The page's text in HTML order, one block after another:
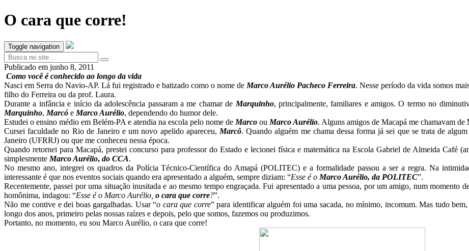
O cara que corre!
Toggle navigation
Publicado em junho 8, 2011
Como você é conhecido ao longo da vida
Nasci em Serra do Navio-AP. Lá fui registrado e batizado como o nome de Marco Aurélio Pacheco Ferreira. Nesse período da vida somos
filho do Ferreira ou da prof. Laura.
Durante a infância e início da adolescência passaram a me chamar de Marquinho, principalmente, familiares e amigos. O termo no
Marquinho, Marcó e Marco Aurélio, dependendo do humor dele.
Estudei o ensino médio em Belém-PA e atendia na escola pelo nome de Marco ou Marco Aurélio. Alguns amigos de Macapá me chamavam de
Cursei faculdade no Rio de Janeiro e um novo apelido apareceu, Marcô. Quando alguém me chama dessa forma já sei que se trata de
Janeiro (UFRRJ) ou que me conheceu nessa época.
Quando retornei para Macapá, prestei concurso para professor do Estado e lecionei física e matemática na Escola Gabriel de Almeida Café
simplesmente Marco Aurélio, do CCA.
No mesmo ano, integrei os quadros da Polícia Técnico-Científica do Amapá (POLITEC) e a formalidade passou a ser a regra. Na
interessante é que nos eventos sociais quando era apresentado a alguém, sempre diziam: “Esse é o Marco Aurélio, da POLITEC”.
Recentemente, passei por uma situação inusitada e ao mesmo tempo engraçada. Fui apresentado a uma pessoa, por um amigo, num momento
homônima, indagou: “Esse é o Marco Aurélio, o cara que corre?”.
Não me contive e dei boas gargalhadas. Usar “o cara que corre” para identificar alguém foi uma sacada, no mínimo, incomum. Mas tudo
longo dos anos, primeiro pelas nossas raízes e depois, pelo que somos, fazemos ou produzimos.
Portanto, no momento, eu sou Marco Aurélio, o cara que corre!